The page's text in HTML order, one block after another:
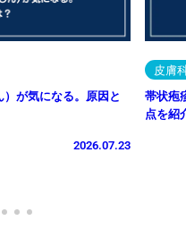
が気になる。原因と
2026.07.23
皮膚
帯状疱
点を紹